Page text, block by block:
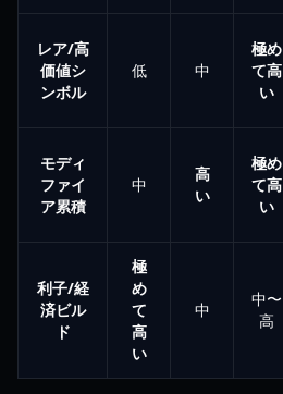
レア/高
価値シ
ンボル
低 中
極め
て高
い
モディ
ファイ
ア累積
中
高
い
極め
て高
い
利子/経
済ビル
ド
極
め
て
高
い
中
中〜
高